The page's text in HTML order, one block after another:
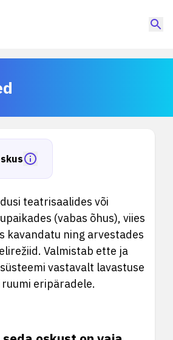
teatrisaalides või
(vabas õhus), viies
kavandatu ning arvestades
Valmistab ette ja
vastavalt lavastuse
eripäradele.